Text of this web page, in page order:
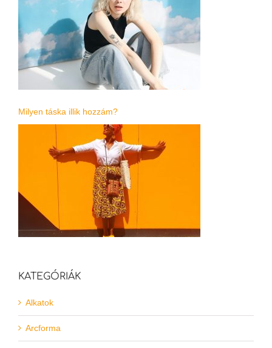
Milyen táska illik hozzám?
KATEGÓRIÁK
Alkatok
Arcforma